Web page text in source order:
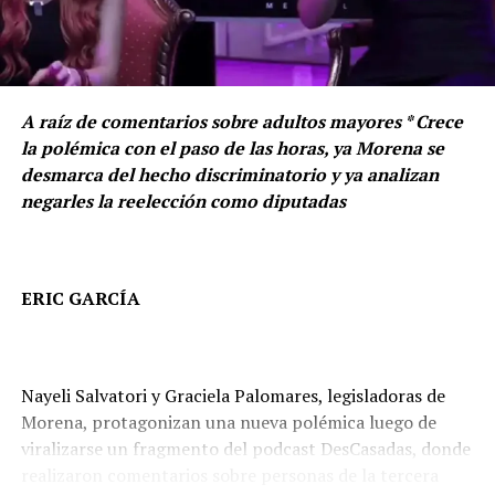
La Comisión Bicamaral de Seguridad Nacional está
integrada por tres senadores y tres diputados federales,
y cuenta con atribuciones para solicitar información,
analizar la Agenda Nacional de Riesgos, emitir
recomendaciones y vigilar que las acciones en materia
de seguridad se desarrollen con apego a la legalidad, los
derechos humanos y los principios de control
democrático.
ENRIQUE VARGAS DEL VILLAR
EUGENIO SEGURA VÁZQUEZ
INSEGURIDAD
MÉXICO PAN
PARTIDO ACCIÓN NACIONAL
A raíz de comentarios sobre adultos mayores * Crece
la polémica con el paso de las horas, ya Morena se
desmarca del hecho discriminatorio y ya analizan
negarles la reelección como diputadas
ERIC GARCÍA
Nayeli Salvatori y Graciela Palomares, legisladoras de
Morena, protagonizan una nueva polémica luego de
viralizarse un fragmento del podcast DesCasadas, donde